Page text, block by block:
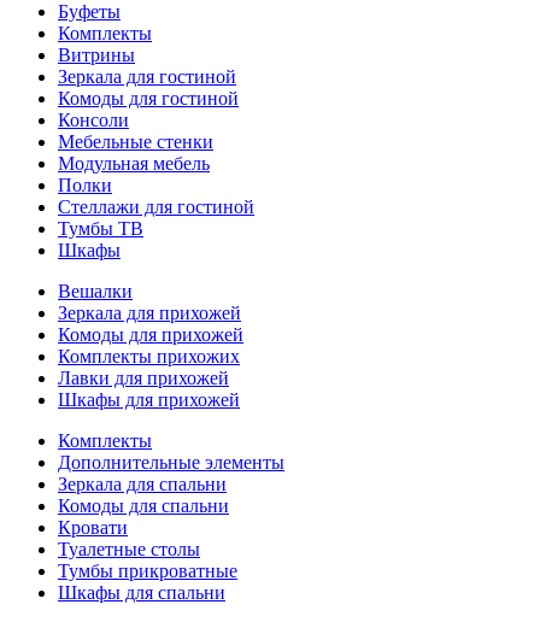
Буфеты
Комплекты
Витрины
Зеркала для гостиной
Комоды для гостиной
Консоли
Мебельные стенки
Модульная мебель
Полки
Стеллажи для гостиной
Тумбы ТВ
Шкафы
Вешалки
Зеркала для прихожей
Комоды для прихожей
Комплекты прихожих
Лавки для прихожей
Шкафы для прихожей
Комплекты
Дополнительные элементы
Зеркала для спальни
Комоды для спальни
Кровати
Туалетные столы
Тумбы прикроватные
Шкафы для спальни